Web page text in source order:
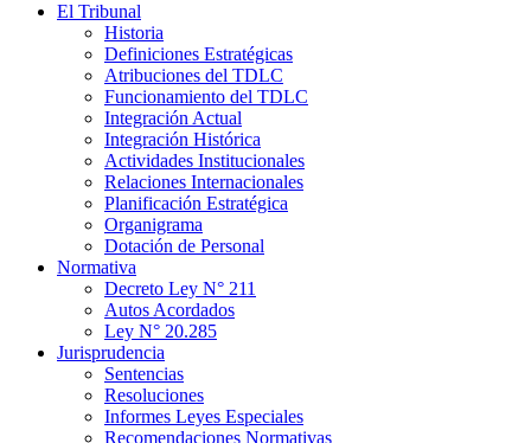
El Tribunal
Historia
Definiciones Estratégicas
Atribuciones del TDLC
Funcionamiento del TDLC
Integración Actual
Integración Histórica
Actividades Institucionales
Relaciones Internacionales
Planificación Estratégica
Organigrama
Dotación de Personal
Normativa
Decreto Ley N° 211
Autos Acordados
Ley N° 20.285
Jurisprudencia
Sentencias
Resoluciones
Informes Leyes Especiales
Recomendaciones Normativas